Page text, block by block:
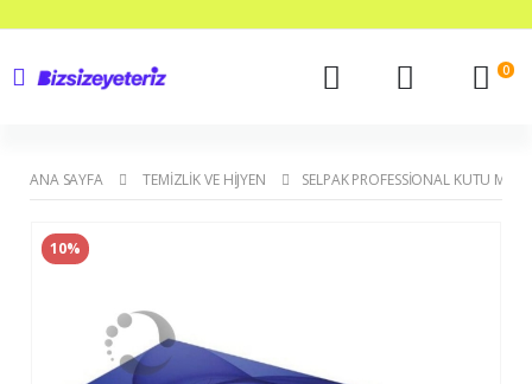
0
ANA SAYFA TEMIZLIK VE HIJYEN SELPAK PROFESSIONAL KUTU
10%